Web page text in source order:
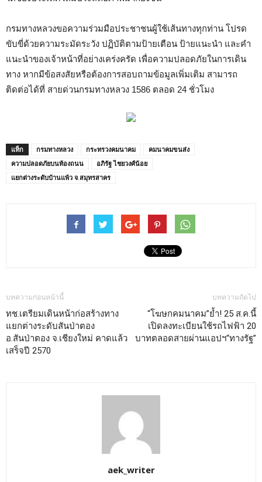
กรมทางหลวงขอความร่วมมือประชาชนผู้ใช้เส้นทางทุกท่าน โปรด
ขับขี่ด้วยความระมัดระวัง ปฏิบัติตามป้ายเตือน ป้ายแนะนำ และคำ
แนะนำของเจ้าหน้าที่อย่างเคร่งครัด เพื่อความปลอดภัยในการเดิน
ทาง หากมีข้อสงสัยหรือต้องการสอบถามข้อมูลเพิ่มเติม สามารถ
ติดต่อได้ที่ สายด่วนกรมทางหลวง 1586 ตลอด 24 ชั่วโมง
แท็ก กรมทางหลวง กระทรวงคมนาคม
คมนาคมขนส่ง
ความปลอดภัยบนท้องถนน
อภิรัฐ ไชยวงศ์น้อย
แยกต่างระดับบ้านแพ้ว จ.สมุทรสาคร
บทความก่อนหน้านี้
ทช.เตรียมเดินหน้าก่อสร้างทาง
แยกต่างระดับสันป่าตอง
อ.สันป่าตอง จ.เชียงใหม่ คาดแล้ว
เสร็จปี 2570
บทความถัดไป
“โฆษกคมนาคม”ย้ำ! 25 ส.ค.นี้
เปิดลงทะเบียนใช้รถไฟฟ้า 20
บาทตลอดสายผ่านแอปฯ“ทางรัฐ”
aek_writer